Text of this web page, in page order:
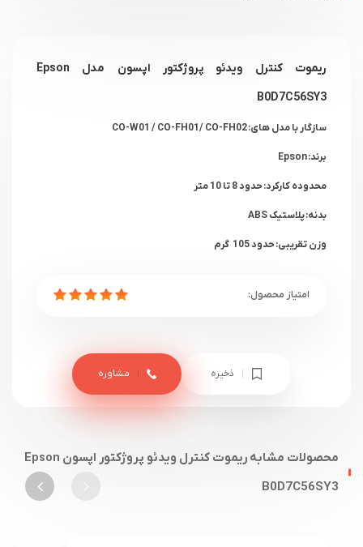
ریموت کنترل ویدئو پروژکتور اپسون مدل Epson
B0D7C56SY3
سازگار با مدل های: CO-W01 / CO-FH01/ CO-FH02
برند: Epson
محدوده کارکرد: حدود 8 تا 10 متر
بدنه: پلاستیک ABS
وزن تقریبی: حدود ‎ 105 گرم ‎
ذخیره مشاوره
محصولات مشابه ریموت کنترل ویدئو پروژکتور اپسون Epson
B0D7C56SY3